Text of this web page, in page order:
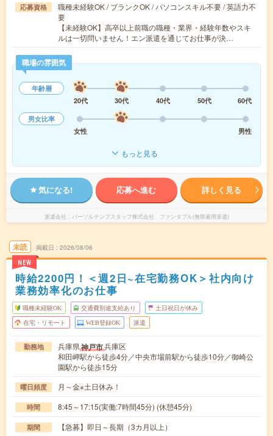
応募資格
職種未経験OK / ブランクOK / パソコンスキル不要 / 英語力不
要
【未経験OK】高卒以上前職の職種・業界・経験年数やスキ
ルは一切問いません！エン派遣を通じてお仕事が決…
職場の雰囲気
年齢層
20代
30代 40代 50代
60代
男女比率
女性
男性
もっと見る
気になる! 応募へ進む 詳しく見る
派遣会社 パーソルテンプスタッフ株式会社 ファンタブル(無期雇用派遣)
未読
NEW
掲載日 2026/08/06
時給2200円！＜週2日~在宅勤務OK＞社内向け
業務効率化のお仕事
職種未経験OK 交通費別途支給あり 土日祝日が休み
在宅・リモート WEB登録OK 派遣
勤務地 兵庫県神戸市兵庫区
和田岬駅から徒歩4分／中央市場前駅から徒歩10分／御崎公
園駅から徒歩15分
曜日頻度 月～金※土日休み！
時間 8:45～17:15(実働:7時間45分) (休憩45分)
期間 【急募】即日～長期（3カ月以上）